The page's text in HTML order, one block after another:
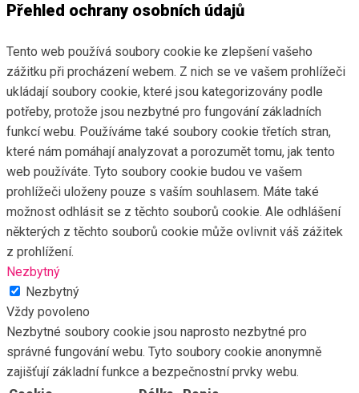
Přehled ochrany osobních údajů
Tento web používá soubory cookie ke zlepšení vašeho
zážitku při procházení webem. Z nich se ve vašem prohlížeči
ukládají soubory cookie, které jsou kategorizovány podle
potřeby, protože jsou nezbytné pro fungování základních
funkcí webu. Používáme také soubory cookie třetích stran,
které nám pomáhají analyzovat a porozumět tomu, jak tento
web používáte. Tyto soubory cookie budou ve vašem
prohlížeči uloženy pouze s vaším souhlasem. Máte také
možnost odhlásit se z těchto souborů cookie. Ale odhlášení
některých z těchto souborů cookie může ovlivnit váš zážitek
z prohlížení.
Nezbytný
Nezbytný
Vždy povoleno
Nezbytné soubory cookie jsou naprosto nezbytné pro
správné fungování webu. Tyto soubory cookie anonymně
zajišťují základní funkce a bezpečnostní prvky webu.